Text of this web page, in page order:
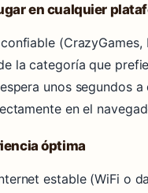
en cualquier
(CrazyGames,
la categoría que
unos segundos
en el
óptima
estable (WiFi o